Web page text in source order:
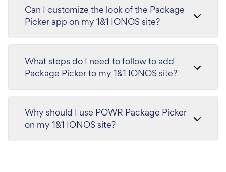
Can I customize the look of the Package
Picker app on my 1&1 IONOS site?
What steps do I need to follow to add
Package Picker to my 1&1 IONOS site?
Why should I use POWR Package Picker
on my 1&1 IONOS site?